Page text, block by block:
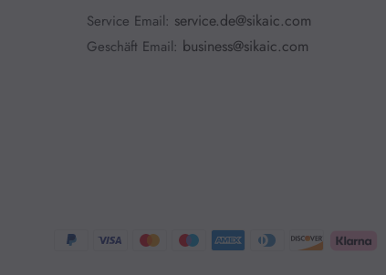
Service Email: service.de@sikaic.com
Geschäft Email: business@sikaic.com